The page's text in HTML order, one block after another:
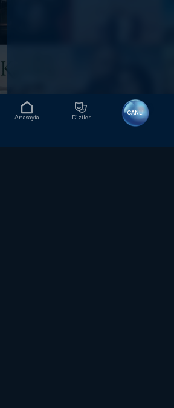
Anasayfa Diziler
CANLI